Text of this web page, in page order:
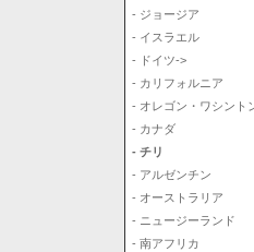
- ジョージア
- イスラエル
- ドイツ->
- カリフォルニア
- オレゴン・ワシント
- カナダ
- チリ
- アルゼンチン
- オーストラリア
- ニュージーランド
- 南アフリカ